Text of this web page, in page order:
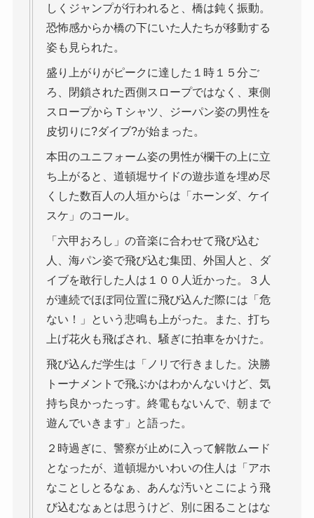
しくジャンプが行われると、橋は鈍く振動。
恐怖感からか橋の下にいた人たちが移動する
姿も見られた。
盛り上がりがピークに達した１時１５分ご
ろ、閉鎖された西側スロープではなく、東側
スロープからＴシャツ、ジーパン姿の男性を
皮切りに?ダイブ?が始まった。
本田のユニフォーム姿の男性が欄干の上に立
ち上がると、道頓堀サイドの遊歩道を埋め尽
くした数百人の人垣からは「ホーンダ、ケイ
スケ」のコール。
「六甲おろし」の音楽に合わせて飛び込む
人、海パン姿で飛び込む集団、外国人と、ダ
イブを敢行した人は１００人近かった。３人
が連続でほぼ同位置に飛び込んだ際には「危
ない！」という悲鳴も上がった。また、打ち
上げ花火も飛ばされ、騒ぎに拍車をかけた。
飛び込んだ学生は「ノリで行きました。決勝
トーナメントで飛ぶかはわかんないけど、気
持ち良かったっす。終電もないんで、朝まで
遊んでいきます」と語った。
２時過ぎに、警察が止めに入って解散ムード
となったが、道頓堀かいわいの住人は「アホ
なことしとるなぁ、あんな汚いとこによう飛
び込むなぁとは思うけど、別に困ることはな